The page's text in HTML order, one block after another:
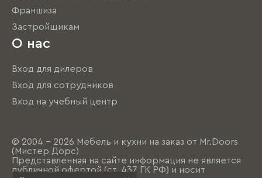
Франшиза
Застройщикам
О нас
Вход для дилеров
Вход для сотрудников
Вход на учебный центр
© 2004 - 2026 Мебель и кухни на заказ от Mr.Doors
(Мистер Дорс)
Представленная на сайте информация не является
публичной офертой (ст. 437 ГК РФ) и носит